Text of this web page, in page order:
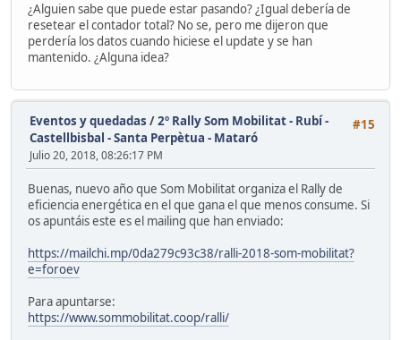
¿Alguien sabe que puede estar pasando? ¿Igual debería de
resetear el contador total? No se, pero me dijeron que
perdería los datos cuando hiciese el update y se han
mantenido. ¿Alguna idea?
#15
Eventos y quedadas /2º Rally Som Mobilitat - Rubí -
Castellbisbal - Santa Perpètua - Mataró
Julio 20, 2018, 08:26:17 PM
Buenas, nuevo año que Som Mobilitat organiza el Rally de
eficiencia energética en el que gana el que menos consume. Si
os apuntáis este es el mailing que han enviado:
https://mailchi.mp/0da279c93c38/ralli-2018-som-mobilitat?
e=foroev
Para apuntarse:
https://www.sommobilitat.coop/ralli/